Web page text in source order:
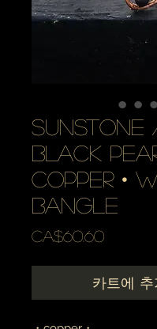
sunstone
black
copper •
bangle
CA$60.60가
카트에 추